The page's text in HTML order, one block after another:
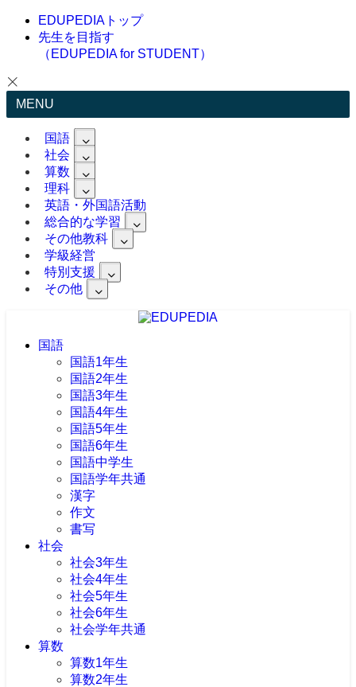
EDUPEDIAトップ
先生を目指す
（EDUPEDIA for STUDENT）
MENU
国語
社会
算数
理科
英語・外国語活動
総合的な学習
その他教科
学級経営
特別支援
その他
国語
国語1年生
国語2年生
国語3年生
国語4年生
国語5年生
国語6年生
国語中学生
国語学年共通
漢字
作文
書写
社会
社会3年生
社会4年生
社会5年生
社会6年生
社会学年共通
算数
算数1年生
算数2年生